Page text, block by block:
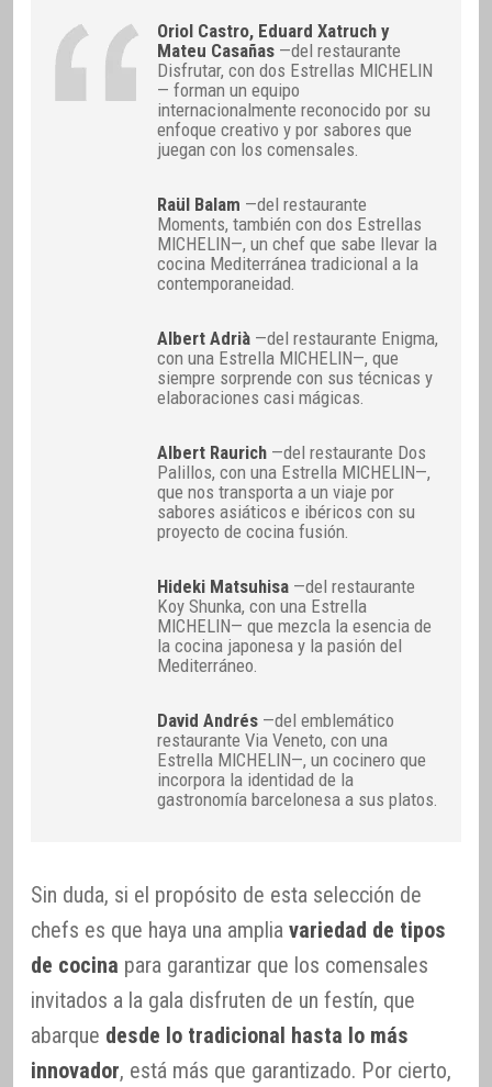
Oriol Castro, Eduard Xatruch y
Mateu Casañas —del restaurante
Disfrutar, con dos Estrellas MICHELIN
— forman un equipo
internacionalmente reconocido por su
enfoque creativo y por sabores que
juegan con los comensales.
Raül Balam —del restaurante
Moments, también con dos Estrellas
MICHELIN—, un chef que sabe llevar la
cocina Mediterránea tradicional a la
contemporaneidad.
Albert Adrià —del restaurante Enigma,
con una Estrella MICHELIN—, que
siempre sorprende con sus técnicas y
elaboraciones casi mágicas.
Albert Raurich —del restaurante Dos
Palillos, con una Estrella MICHELIN—,
que nos transporta a un viaje por
sabores asiáticos e ibéricos con su
proyecto de cocina fusión.
Hideki Matsuhisa —del restaurante
Koy Shunka, con una Estrella
MICHELIN— que mezcla la esencia de
la cocina japonesa y la pasión del
Mediterráneo.
David Andrés —del emblemático
restaurante Via Veneto, con una
Estrella MICHELIN—, un cocinero que
incorpora la identidad de la
gastronomía barcelonesa a sus platos.
Sin duda, si el propósito de esta selección de
chefs es que haya una amplia variedad de tipos
de cocina para garantizar que los comensales
invitados a la gala disfruten de un festín, que
abarque desde lo tradicional hasta lo más
innovador, está más que garantizado. Por cierto,